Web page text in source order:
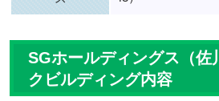
SGホールディングス（佐
クビルディング内容